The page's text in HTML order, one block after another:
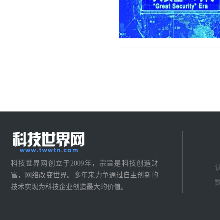
科技世界网创立于2009年，宗旨是科技创造财
富，网络改变世界。多年来力争通过自主创新的
技术实现为科技企业创造最大的价值。